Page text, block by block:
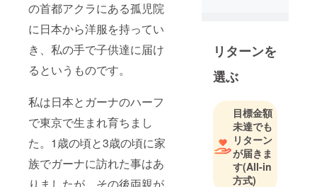
の首都アクラにある孤児院
に日本から洋服を持ってい
き、私の手で子供達に届け
るというものです。
私は日本とガーナのハーフ
で東京で生まれ育ちまし
た。1歳の頃と3歳の頃に家
族でガーナに訪れた事はあ
リターンを
選ぶ
目標金額
未達でも
リターン
が届きま
す(All-in
方式)